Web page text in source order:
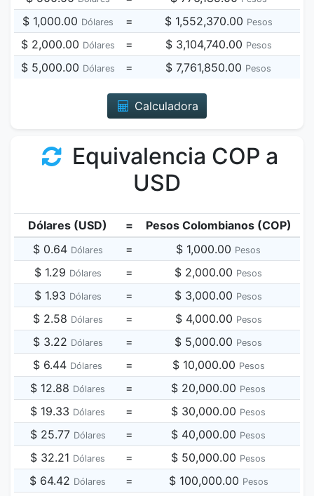
$ 1,000.00 Dólares = $ 1,552,370.00 Pesos
$ 2,000.00 Dólares = $ 3,104,740.00 Pesos
$ 5,000.00 Dólares = $ 7,761,850.00 Pesos
Calculadora
Equivalencia COP a
USD
Dólares (USD) =
Pesos Colombianos (COP)
$ 0.64 Dólares = $ 1,000.00 Pesos
$ 1.29 Dólares = $ 2,000.00 Pesos
$ 1.93 Dólares = $ 3,000.00 Pesos
$ 2.58 Dólares = $ 4,000.00 Pesos
$ 3.22 Dólares = $ 5,000.00 Pesos
$ 6.44 Dólares = $ 10,000.00 Pesos
$ 12.88 Dólares = $ 20,000.00 Pesos
$ 19.33 Dólares = $ 30,000.00 Pesos
$ 25.77 Dólares = $ 40,000.00 Pesos
$ 32.21 Dólares = $ 50,000.00 Pesos
$ 64.42 Dólares = $ 100,000.00 Pesos